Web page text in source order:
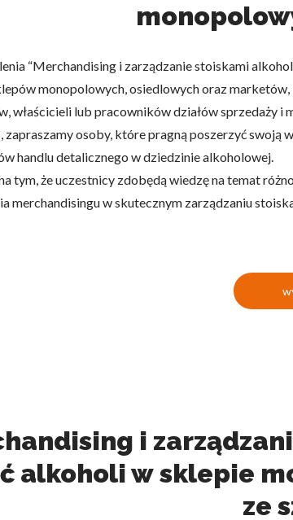
“Merchandising i zarządzanie stoiskami
monopolowych, osiedlowych oraz
właścicieli lub pracowników działów
osoby, które pragną poszerzyć
handlu detalicznego w dziedzinie alkoholowej.
tym, że uczestnicy zdobędą wiedzę na temat
merchandisingu w skutecznym zarządzaniu
i
alkoholi w sklepie
ze